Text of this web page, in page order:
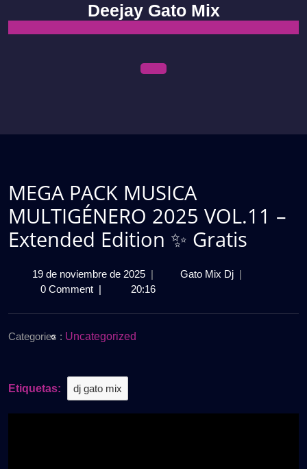
content
Deejay Gato Mix
MEGA PACK MUSICA
MULTIGÉNERO 2025 VOL.11 –
Extended Edition ✨ Gratis
19 de noviembre de 202519
de
| Gato Mix DjMEGA
|
0 Comment | 20:16
Categories : Uncategorized
Etiquetas: dj gato mix